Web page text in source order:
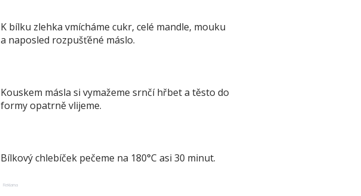
K bílku zlehka vmícháme cukr, celé mandle, mouku
a naposled rozpušťěné máslo.
Kouskem másla si vymažeme srnčí hřbet a těsto do
formy opatrně vlijeme.
Bílkový chlebíček pečeme na 180°C asi 30 minut.
Reklama